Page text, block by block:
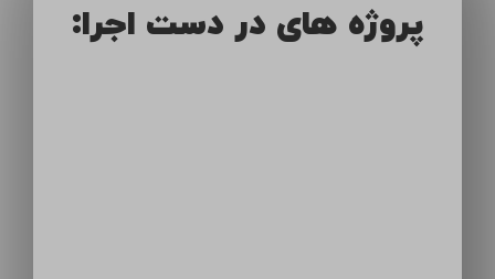
پروژه های در دست اجرا: